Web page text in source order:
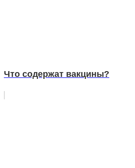
Что содержат вакцины?